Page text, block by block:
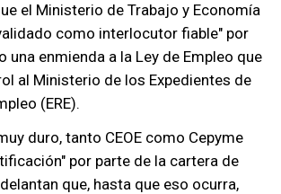
el Ministerio de Trabajo y Economía
como interlocutor fiable" por
una enmienda a la Ley de Empleo que
al Ministerio de los Expedientes de
(ERE).
duro, tanto CEOE como Cepyme
por parte de la cartera de
que, hasta que eso ocurra,